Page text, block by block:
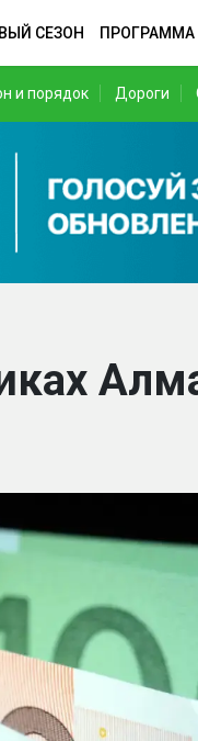
СЕЗОН ПРОГРАММА
и порядок Дороги